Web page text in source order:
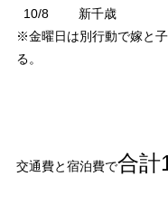
10/8
新千歳
※金曜日は別行動で嫁と
る。
交通費と宿泊費で合計